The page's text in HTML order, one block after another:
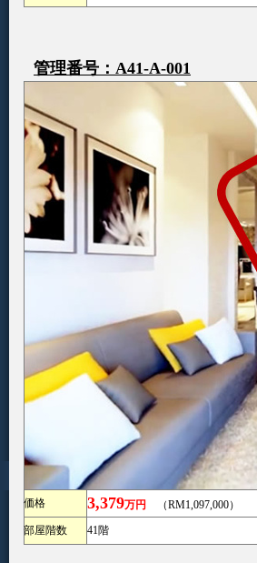
管理番号：A41-A-001
価格 3,379万円 （RM1,097,000）
部屋階数
41階